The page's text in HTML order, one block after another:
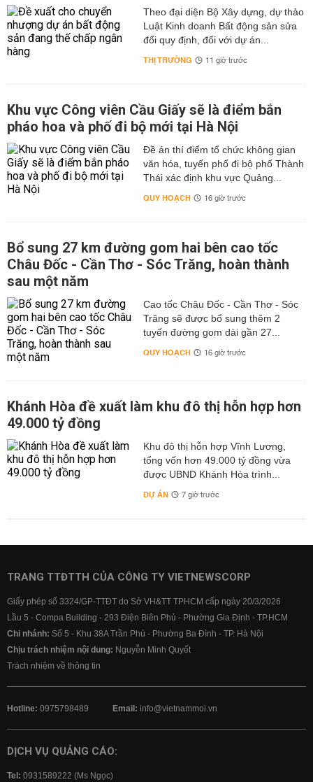
Theo đại diện Bộ Xây dựng, dự thảo
Luật Kinh doanh Bất động sản sửa
đổi quy định, đối với dự án...
THỊ TRƯỜNG 11 giờ trước
Khu vực Công viên Cầu Giấy sẽ là điểm bắn
pháo hoa và phố đi bộ mới tại Hà Nội
Đề án thí điểm tổ chức không gian
văn hóa, tuyến phố đi bộ phố Thành
Thái xác định khu vực Quảng...
QUY HOẠCH 16 giờ trước
Bổ sung 27 km đường gom hai bên cao tốc
Châu Đốc - Cần Thơ - Sóc Trăng, hoàn thành
sau một năm
Cao tốc Châu Đốc - Cần Thơ - Sóc
Trăng sẽ được bổ sung thêm 2
tuyến đường gom dài gần 27...
QUY HOẠCH 16 giờ trước
Khánh Hòa đề xuất làm khu đô thị hỗn hợp hơn
49.000 tỷ đồng
Khu đô thị hỗn hợp Vĩnh Lương,
tổng vốn hơn 49.000 tỷ đồng vừa
được UBND Khánh Hòa trình...
DỰ ÁN 7 giờ trước
TRANG TTĐTTH CỦA CÔNG TY VIETNEWSCORP
Giấy phép số 3324/GP-TTĐT do Sở VH&TT TPHCM cấp ngày 20/3/2026
Lầu 5 - Compa Building - 293 Điện Biên Phủ - Phường Gia Định - TP.HCM
Chi nhánh: Số 5 - Khu 38A Trần Phú - Phường Ba Đình - TP. Hà Nội
Chịu trách nhiệm nội dung: Nguyễn Minh Quyết
Trách nhiệm về thông tin
Hotline: 0975798489 Email: info@vietnammoi.vn
DỊCH VỤ QUẢNG CÁO:
Tel: 0931589222 (Ms Ngọc)